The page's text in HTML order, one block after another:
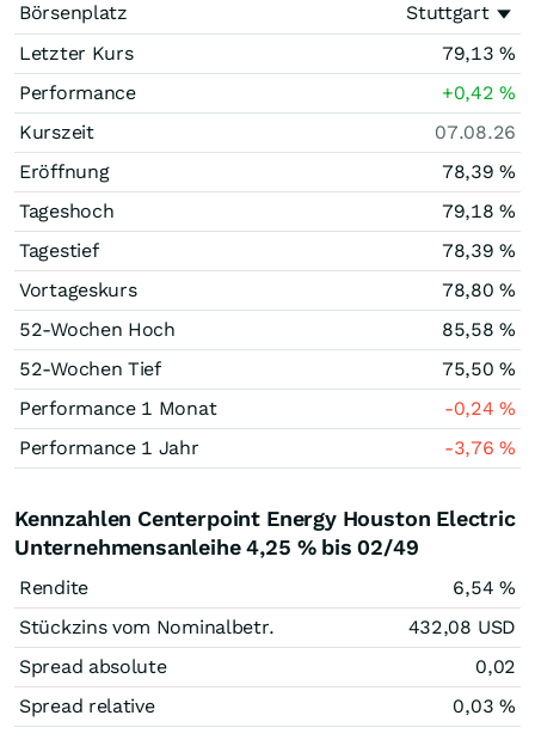
Börsenplatz
Stuttgart
Letzter Kurs
79,13 %
Performance
+0,42%
Kurszeit
07.08.26
Eröffnung
78,39 %
Tageshoch
79,18 %
Tagestief
78,39 %
Vortageskurs
78,80%
52-Wochen Hoch
85,58%
52-Wochen Tief
75,50%
Performance 1 Monat
-0,24%
Performance 1 Jahr
-3,76%
Kennzahlen Centerpoint Energy Houston Electric
Unternehmensanleihe 4,25 % bis 02/49
Rendite 6,54 %
Stückzins vom Nominalbetr.
432,08 USD
Spread absolute
0,02
Spread relative
0,03 %